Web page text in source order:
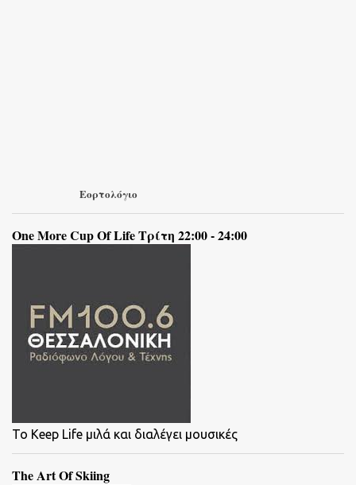
Εορτολόγιο
One More Cup Of Life Τρίτη 22:00 - 24:00
To Keep Life μιλά και διαλέγει μουσικές
The Art Of Skiing